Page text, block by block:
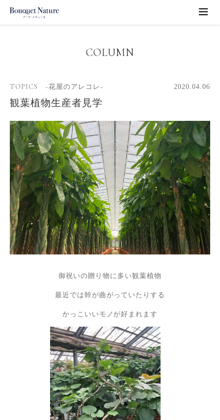
COLUMN
TOPICS −花屋のアレコレ− 2020.04.06
観葉植物生産者見学
御祝いの贈り物に多い観葉植物
最近では幹が曲がっていたりする
かっこいいモノが好まれます